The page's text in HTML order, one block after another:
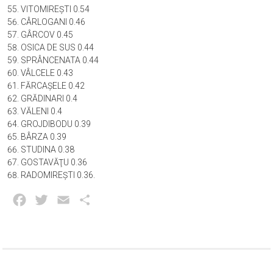
VITOMIREŞTI 0.54
CÂRLOGANI 0.46
GÂRCOV 0.45
OSICA DE SUS 0.44
SPRÂNCENATA 0.44
VÂLCELE 0.43
FĂRCAŞELE 0.42
GRĂDINARI 0.4
VĂLENI 0.4
GROJDIBODU 0.39
BÂRZA 0.39
STUDINA 0.38
GOSTAVĂŢU 0.36
RADOMIREŞTI 0.36.
Facebook
Twitter Email